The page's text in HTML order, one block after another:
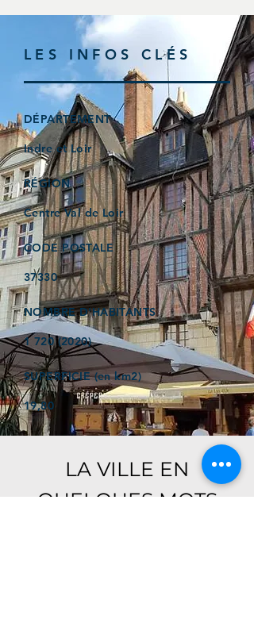
LES INFOS CLÉS
DÉPARTEMENT
Indre et Loir
RÉGION
Centre Val de Loir
CODE POSTALE
37330
NOMBRE D'HABITANTS
1 720 (2020)
SUPERFICIE (en km2)
19,80
LA VILLE EN
QUELQUES MOTS